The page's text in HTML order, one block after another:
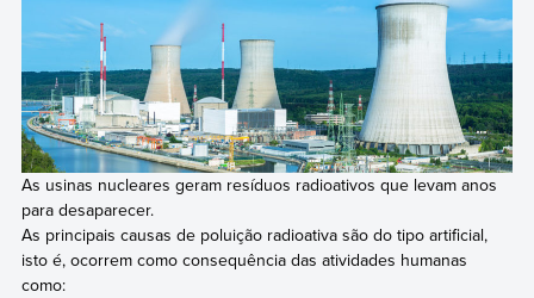
As usinas nucleares geram resíduos radioativos que levam anos
para desaparecer.
As principais causas de poluição radioativa são do tipo artificial,
isto é, ocorrem como consequência das atividades humanas
como: